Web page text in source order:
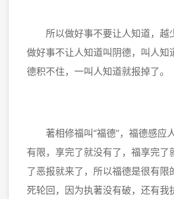
所以做好事不要让人知道，越少
做好事不让人知道叫阴德，叫人知
德积不住，一叫人知道就报掉了。
著相修福叫“福德”，福德感应
有限，享完了就没有了，福享完了
了恶报就来了，所以福德是很有限
死轮回，因为执著没有破，还有我